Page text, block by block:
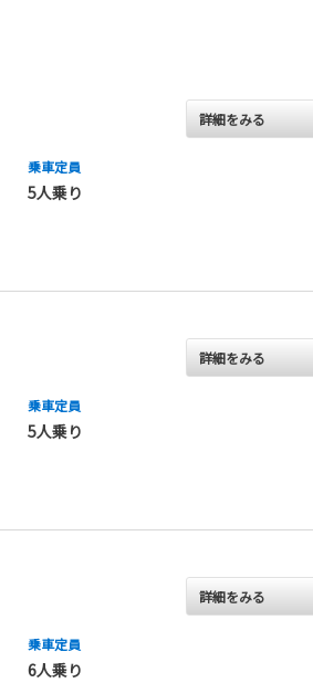
乗車定員
5人乗り
詳細をみる
乗車定員
5人乗り
詳細をみる
乗車定員
6人乗り
詳細をみる